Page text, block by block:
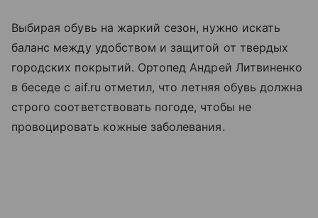
Выбирая обувь на жаркий сезон, нужно искать
баланс между удобством и защитой от твердых
городских покрытий. Ортопед Андрей Литвиненко
в беседе с aif.ru отметил, что летняя обувь должна
строго соответствовать погоде, чтобы не
провоцировать кожные заболевания.